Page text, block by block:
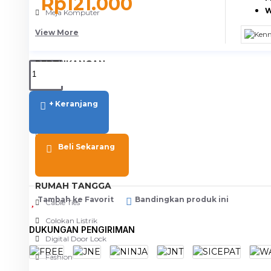
Meja Komputer
View More
PERTUKANGAN
Gergaji
View More
RUMAH TANGGA
Cable Ties
Colokan Listrik
Digital Door Lock
Fashion
+ Keranjang
Beli Sekarang
Tambah ke Favorit Bandingkan produk ini
DUKUNGAN PENGIRIMAN